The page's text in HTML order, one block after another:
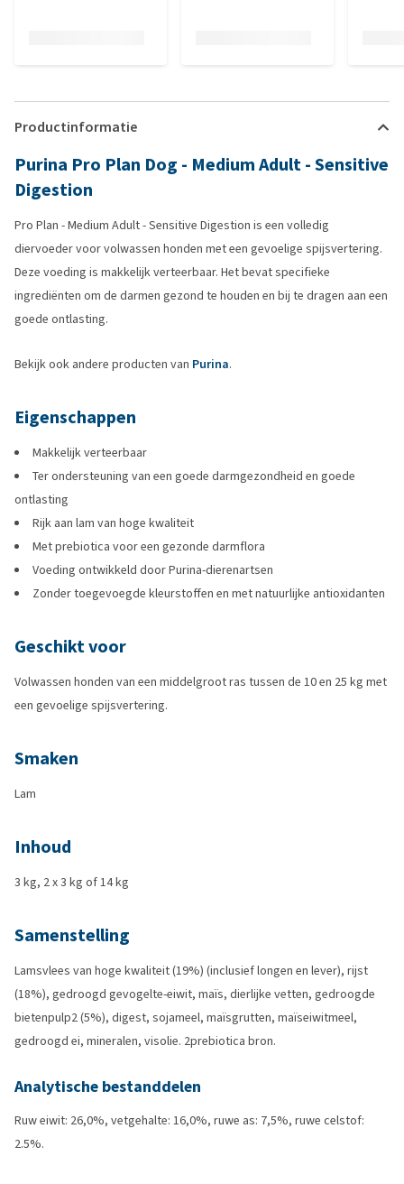
Productinformatie
Purina Pro Plan Dog - Medium Adult - Sensitive
Digestion
Pro Plan - Medium Adult - Sensitive Digestion is een volledig
diervoeder voor volwassen honden met een gevoelige spijsvertering.
Deze voeding is makkelijk verteerbaar. Het bevat specifieke
ingrediënten om de darmen gezond te houden en bij te dragen aan een
goede ontlasting.
Bekijk ook andere producten van Purina.
Eigenschappen
Makkelijk verteerbaar
Ter ondersteuning van een goede darmgezondheid en goede
ontlasting
Rijk aan lam van hoge kwaliteit
Met prebiotica voor een gezonde darmflora
Voeding ontwikkeld door Purina-dierenartsen
Zonder toegevoegde kleurstoffen en met natuurlijke antioxidanten
Geschikt voor
Volwassen honden van een middelgroot ras tussen de 10 en 25 kg met
een gevoelige spijsvertering.
Smaken
Lam
Inhoud
3 kg, 2 x 3 kg of 14 kg
Samenstelling
Lamsvlees van hoge kwaliteit (19%) (inclusief longen en lever), rijst
(18%), gedroogd gevogelte-eiwit, maïs, dierlijke vetten, gedroogde
bietenpulp2 (5%), digest, sojameel, maïsgrutten, maïseiwitmeel,
gedroogd ei, mineralen, visolie. 2prebiotica bron.
Analytische bestanddelen
Ruw eiwit: 26,0%, vetgehalte: 16,0%, ruwe as: 7,5%, ruwe celstof:
2.5%.